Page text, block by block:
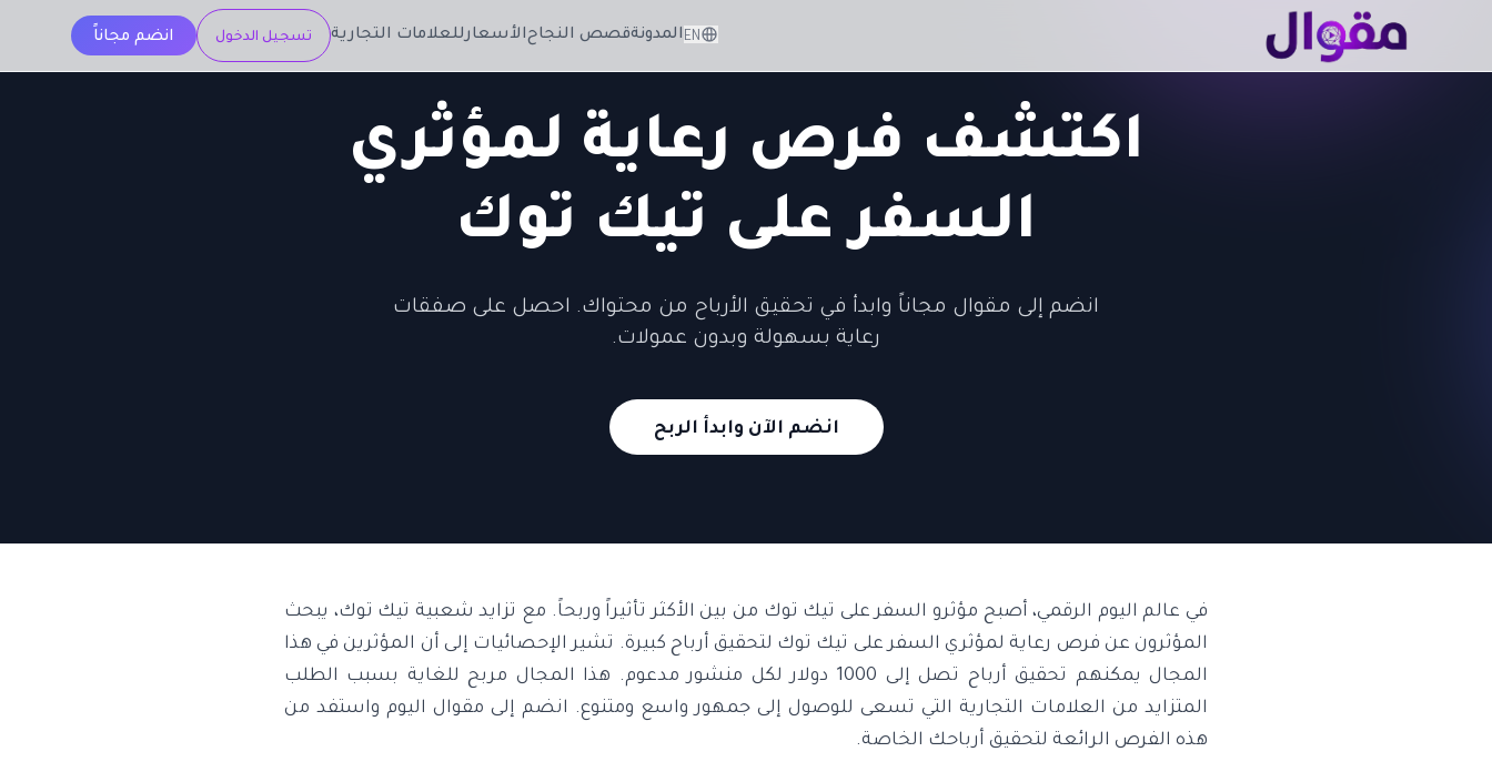
EN المدونةقصص النجاحالأسعارللعلامات التجارية تسجيل الدخول انضم مجاناً
اكتشف فرص رعاية لمؤثري
السفر على تيك توك
انضم إلى مقوال مجاناً وابدأ في تحقيق الأرباح من محتواك. احصل على صفقات
رعاية بسهولة وبدون عمولات.
انضم الآن وابدأ الربح
في عالم اليوم الرقمي، أصبح مؤثرو السفر على تيك توك من بين الأكثر تأثيراً وربحاً. مع تزايد شعبية تيك توك، يبحث
المؤثرون عن فرص رعاية لمؤثري السفر على تيك توك لتحقيق أرباح كبيرة. تشير الإحصائيات إلى أن المؤثرين في هذا
المجال يمكنهم تحقيق أرباح تصل إلى 1000 دولار لكل منشور مدعوم. هذا المجال مربح للغاية بسبب الطلب
المتزايد من العلامات التجارية التي تسعى للوصول إلى جمهور واسع ومتنوع. انضم إلى مقوال اليوم واستفد من
هذه الفرص الرائعة لتحقيق أرباحك الخاصة.